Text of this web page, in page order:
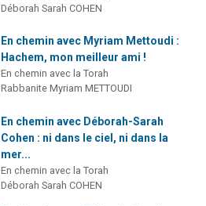
Déborah Sarah COHEN
En chemin avec Myriam Mettoudi :
Hachem, mon meilleur ami !
En chemin avec la Torah
Rabbanite Myriam METTOUDI
En chemin avec Déborah-Sarah
Cohen : ni dans le ciel, ni dans la
mer...
En chemin avec la Torah
Déborah Sarah COHEN